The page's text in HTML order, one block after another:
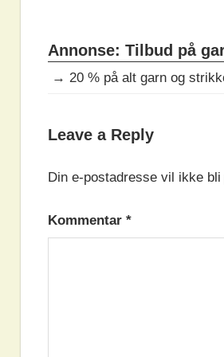
Annonse: Tilbud på
→ 20 % på alt garn og
Leave a Reply
Din e-postadresse vil ikke bli
Kommentar *